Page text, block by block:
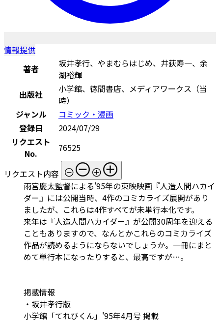
情報提供
著者
坂井孝行、やまむらはじめ、井荻寿一、余
湖裕輝
出版社
小学館、徳間書店、メディアワークス（当
時）
ジャンル
コミック・漫画
登録日
2024/07/29
リクエスト
No.
76525
リクエスト内容
雨宮慶太監督による'95年の東映映画『人造人間ハカイ
ダー』には公開当時、4作のコミカライズ展開があり
ましたが、これらは4作すべてが未単行本化です。
来年は『人造人間ハカイダー』が公開30周年を迎える
こともありますので、なんとかこれらのコミカライズ
作品が読めるようにならないでしょうか。一冊にまと
めて単行本になったりすると、最高ですが…。
掲載情報
・坂井孝行版
小学館「てれびくん」'95年4月号 掲載